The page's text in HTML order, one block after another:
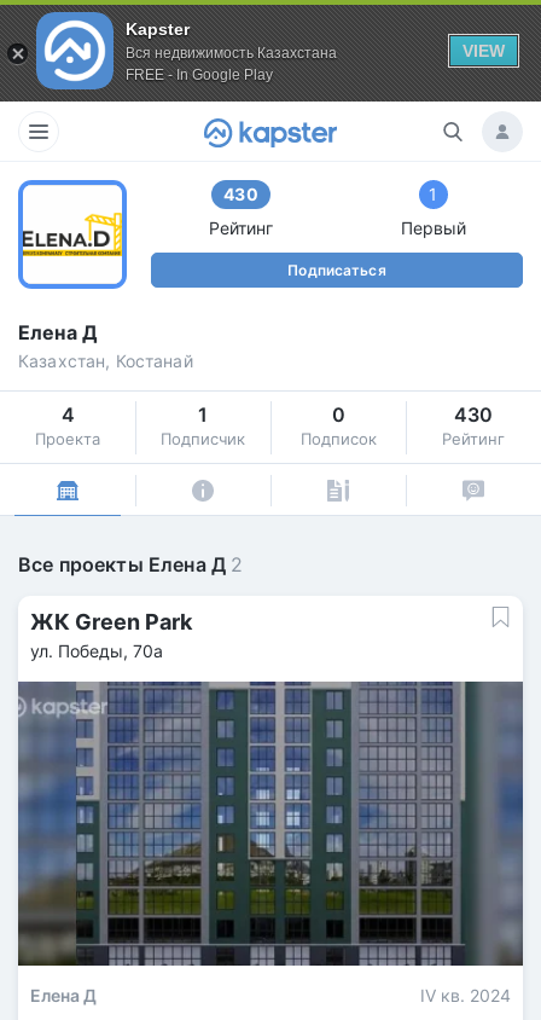
Kapster
Вся недвижимость Казахстана
FREE - In Google Play
VIEW
430
Рейтинг
1
Первый
Подписаться
Елена Д
Казахстан, Костанай
4
Проекта
1
Подписчик
0
Подписок
430
Рейтинг
Все проекты Елена Д 2
ЖК Green Park
ул. Победы, 70а
Елена Д
IV кв. 2024